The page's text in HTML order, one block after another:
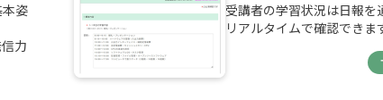
姿
力
受講者の学習状況は日報を
リアルタイムで確認できま